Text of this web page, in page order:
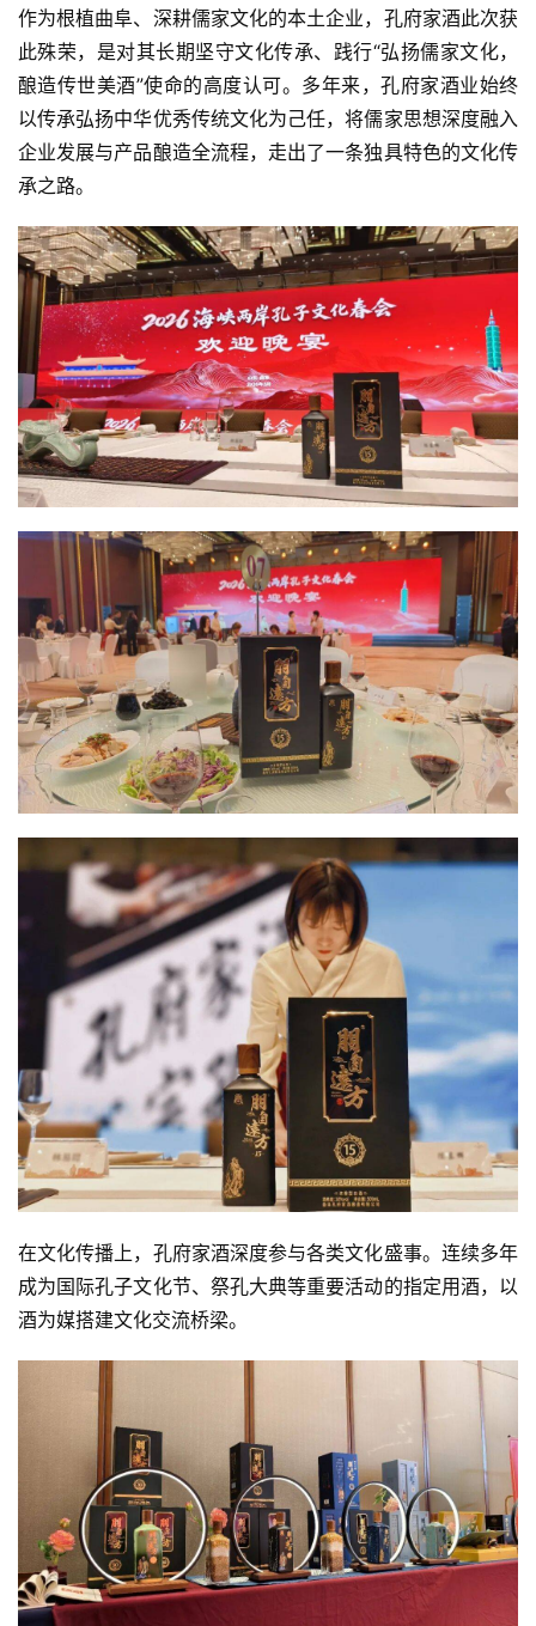
首
页
公
司
深
度
人
物
酒
观
活
动
态
视
频
登录 注册
作为根植曲阜、深耕儒家文化的本土企业，孔府家酒此次获
此殊荣，是对其长期坚守文化传承、践行“弘扬儒家文化，
酿造传世美酒”使命的高度认可。多年来，孔府家酒业始终
以传承弘扬中华优秀传统文化为己任，将儒家思想深度融入
企业发展与产品酿造全流程，走出了一条独具特色的文化传
承之路。
在文化传播上，孔府家酒深度参与各类文化盛事。连续多年
成为国际孔子文化节、祭孔大典等重要活动的指定用酒，以
酒为媒搭建文化交流桥梁。